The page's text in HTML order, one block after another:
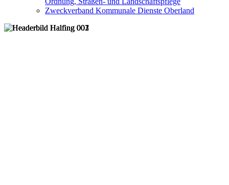
Zweckverband Kommunale Dienste Oberland